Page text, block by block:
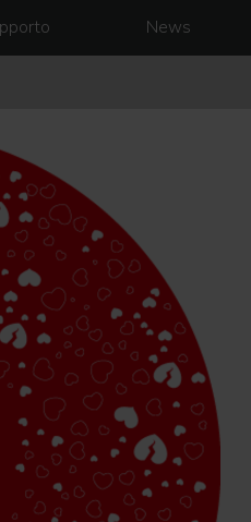
News